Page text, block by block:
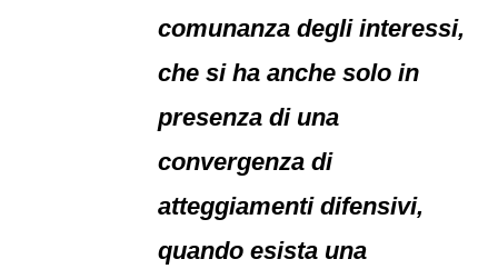
comunanza degli interessi,
che si ha anche solo in
presenza di una
convergenza di
atteggiamenti difensivi,
quando esista una